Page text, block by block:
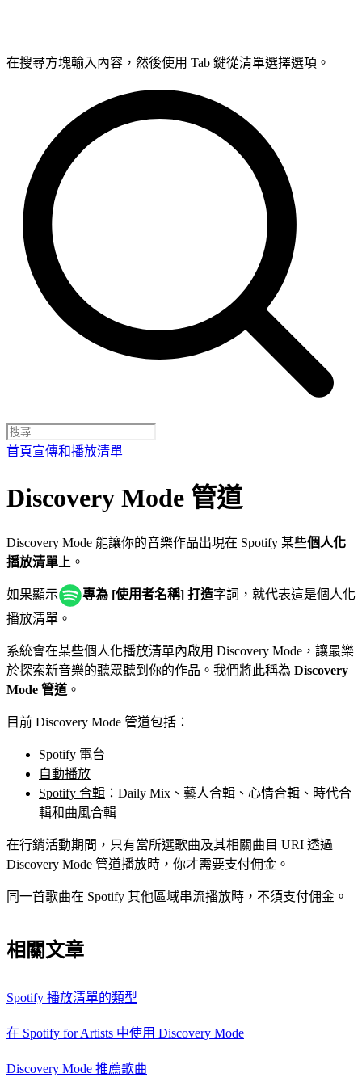
在搜尋方塊輸入內容，然後使用 Tab 鍵從清單選擇選項。
首頁宣傳和播放清單
Discovery Mode 管道
Discovery Mode 能讓你的音樂作品出現在 Spotify 某些個人化
播放清單 上。
如果顯示 專為 [使用者名稱] 打造字詞，就代表這是個人化
播放清單。
系統會在某些個人化播放清單內啟用 Discovery Mode，讓最樂
於探索新音樂的聽眾聽到你的作品。我們將此稱為 Discovery
Mode 管道 。
目前 Discovery Mode 管道包括：
Spotify 電台
自動播放
Spotify 合輯 ：Daily Mix、藝人合輯、心情合輯、時代合
輯和曲風合輯
在行銷活動期間，只有當所選歌曲及其相關曲目 URI 透過
Discovery Mode 管道播放時，你才需要支付佣金。
同一首歌曲在 Spotify 其他區域串流播放時，不須支付佣金。
相關文章
Spotify 播放清單的類型
在 Spotify for Artists 中使用 Discovery Mode
Discovery Mode 推薦歌曲